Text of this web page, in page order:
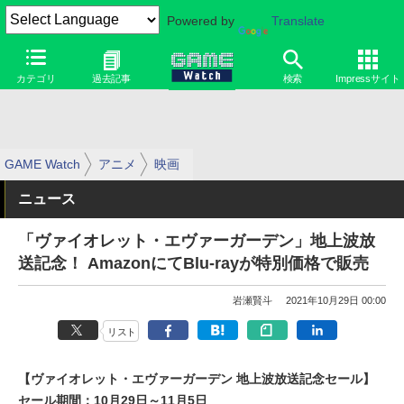
Powered by Translate
カテゴリ 過去記事 検索 Impressサイト
GAME Watch アニメ 映画
ニュース
「ヴァイオレット・エヴァーガーデン」地上波放
送記念！ AmazonにてBlu-rayが特別価格で販売
岩瀬賢斗 2021年10月29日 00:00
リスト
【ヴァイオレット・エヴァーガーデン 地上波放送記念セール】
セール期間：10月29日～11月5日